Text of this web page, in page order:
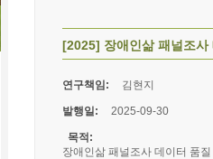
[2025] 장애인삶 패널조
연구책임: 김현지
발행일: 2025-09-30
목적:
장애인삶 패널조사 데이터 품